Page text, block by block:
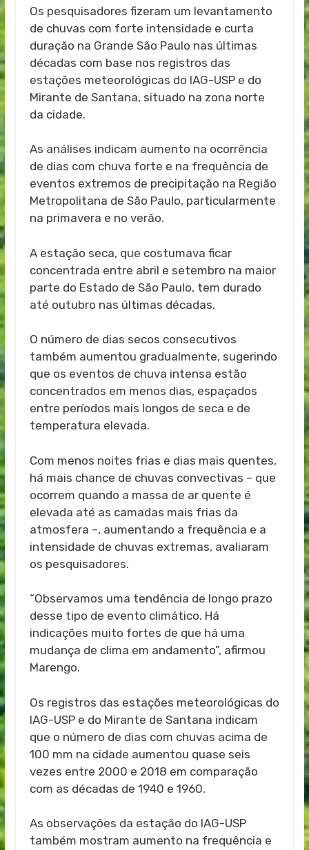
Os pesquisadores fizeram um levantamento
de chuvas com forte intensidade e curta
duração na Grande São Paulo nas últimas
décadas com base nos registros das
estações meteorológicas do IAG-USP e do
Mirante de Santana, situado na zona norte
da cidade.
As análises indicam aumento na ocorrência
de dias com chuva forte e na frequência de
eventos extremos de precipitação na Região
Metropolitana de São Paulo, particularmente
na primavera e no verão.
A estação seca, que costumava ficar
concentrada entre abril e setembro na maior
parte do Estado de São Paulo, tem durado
até outubro nas últimas décadas.
O número de dias secos consecutivos
também aumentou gradualmente, sugerindo
que os eventos de chuva intensa estão
concentrados em menos dias, espaçados
entre períodos mais longos de seca e de
temperatura elevada.
Com menos noites frias e dias mais quentes,
há mais chance de chuvas convectivas – que
ocorrem quando a massa de ar quente é
elevada até as camadas mais frias da
atmosfera –, aumentando a frequência e a
intensidade de chuvas extremas, avaliaram
os pesquisadores.
“Observamos uma tendência de longo prazo
desse tipo de evento climático. Há
indicações muito fortes de que há uma
mudança de clima em andamento”, afirmou
Marengo.
Os registros das estações meteorológicas do
IAG-USP e do Mirante de Santana indicam
que o número de dias com chuvas acima de
100 mm na cidade aumentou quase seis
vezes entre 2000 e 2018 em comparação
com as décadas de 1940 e 1960.
As observações da estação do IAG-USP
também mostram aumento na frequência e